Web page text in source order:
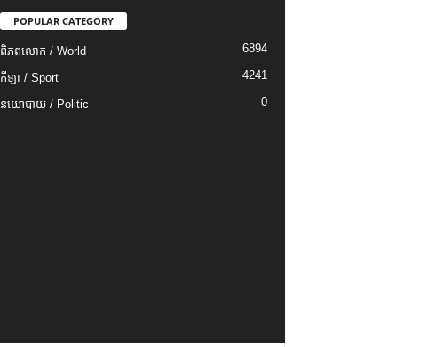
POPULAR CATEGORY
ពិភពលោក / World 6894
កីឡា / Sport 4241
នយោបាយ / Politic 0